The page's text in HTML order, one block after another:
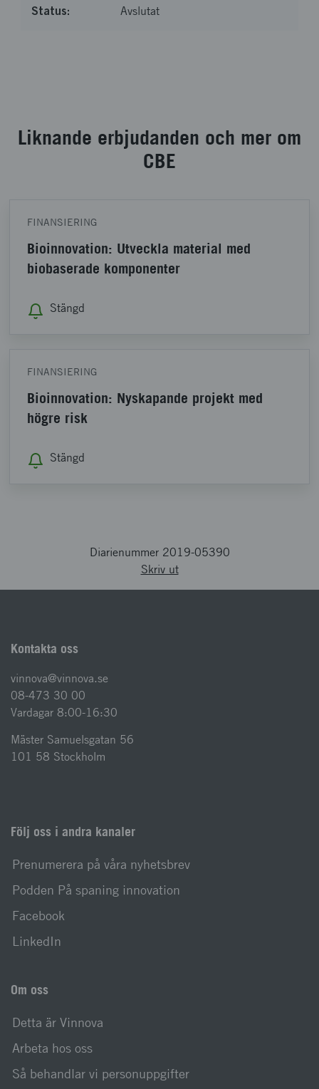
Avslutat
Liknande erbjudanden och mer om
CBE
FINANSIERING
Bioinnovation: Utveckla material med
biobaserade komponenter
Stängd
FINANSIERING
Bioinnovation: Nyskapande projekt med
högre risk
Stängd
Diarienummer 2019-05390
Skriv ut
Kontakta oss
vinnova@vinnova.se
08-473 30 00
Vardagar 8:00-16:30
Mäster Samuelsgatan 56
101 58 Stockholm
Följ oss i andra kanaler
Prenumerera på våra nyhetsbrev
Podden På spaning innovation
Facebook
LinkedIn
Om oss
Detta är Vinnova
Arbeta hos oss
Så behandlar vi personuppgifter